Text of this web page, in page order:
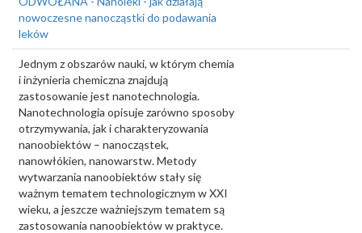
nowoczesne nanocząstki do podawania
leków
Jednym z obszarów nauki, w którym chemia
i inżynieria chemiczna znajdują
zastosowanie jest nanotechnologia.
Nanotechnologia opisuje zarówno sposoby
otrzymywania, jak i charakteryzowania
nanoobiektów – nanocząstek,
nanowłókien, nanowarstw. Metody
wytwarzania nanoobiektów stały się
ważnym tematem technologicznym w XXI
wieku, a jeszcze ważniejszym tematem są
zastosowania nanoobiektów w praktyce.